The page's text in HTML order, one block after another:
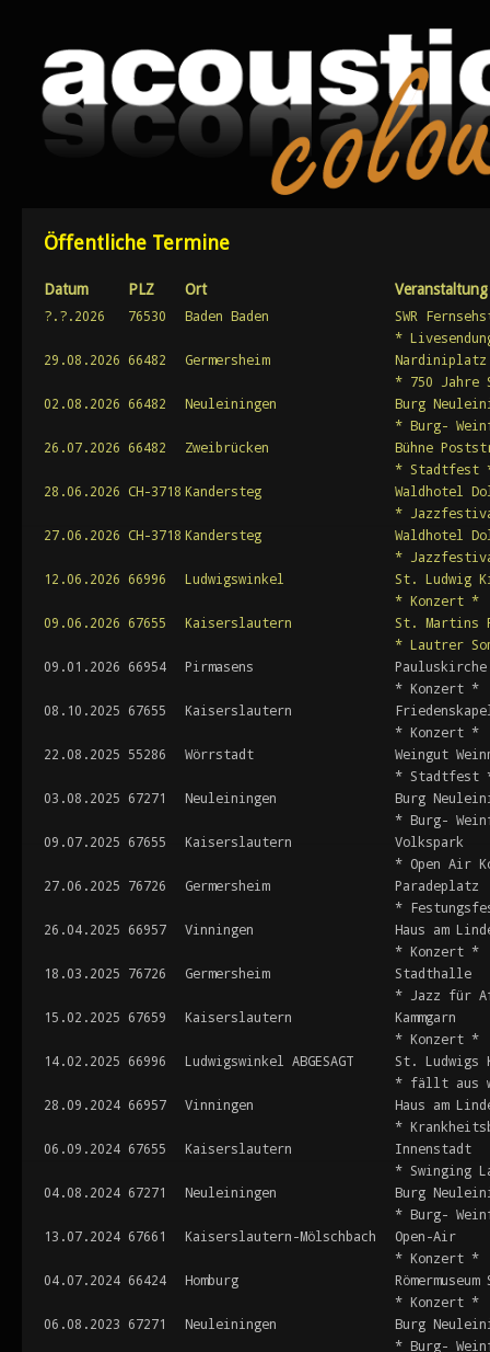
Öffentliche Termine
Datum PLZ Ort
Veranstaltung
?.?.2026
76530 Baden Baden
SWR
*
29.08.2026 66482 Germersheim
Nardiniplatz
* 750 Jahre
02.08.2026 66482 Neuleiningen
Burg
* Burg-
26.07.2026 66482 Zweibrücken
Bühne
* Stadtfest
28.06.2026 CH-3718 Kandersteg
Waldhotel
*
27.06.2026 CH-3718 Kandersteg
Waldhotel
*
12.06.2026 66996 Ludwigswinkel
St. Ludwig
* Konzert *
09.06.2026 67655 Kaiserslautern
St. Martins
* Lautrer
09.01.2026 66954 Pirmasens
Pauluskirche
* Konzert *
08.10.2025 67655 Kaiserslautern
* Konzert *
22.08.2025 55286 Wörrstadt
Weingut
* Stadtfest
03.08.2025 67271 Neuleiningen
Burg
* Burg-
09.07.2025 67655 Kaiserslautern
Volkspark
* Open Air
27.06.2025 76726 Germersheim
Paradeplatz
*
26.04.2025 66957 Vinningen
Haus am
* Konzert *
18.03.2025 76726 Germersheim
Stadthalle
* Jazz für
15.02.2025 67659 Kaiserslautern
Kammgarn
* Konzert *
14.02.2025 66996 Ludwigswinkel ABGESAGT
St. Ludwigs
* fällt aus
28.09.2024 66957 Vinningen
Haus am
*
06.09.2024 67655 Kaiserslautern
Innenstadt
* Swinging
04.08.2024 67271 Neuleiningen
Burg
* Burg-
13.07.2024 67661 Kaiserslautern-Mölschbach
Open-Air
* Konzert *
04.07.2024 66424 Homburg
* Konzert *
06.08.2023 67271 Neuleiningen
Burg
* Burg-